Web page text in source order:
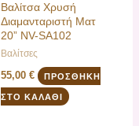
Βαλίτσα Xρυσή
Διαμανταριστή Ματ
20” NV-SA102
Βαλίτσες
55,00 € ΠΡΟΣΘΉΚΗ
ΣΤΟ ΚΑΛΆΘΙ